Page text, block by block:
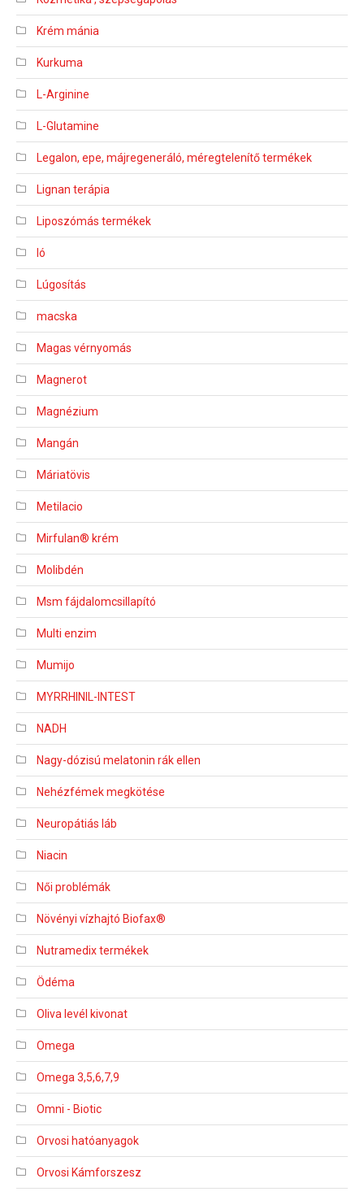
Krém mánia
Kurkuma
L-Arginine
L-Glutamine
Legalon, epe, májregeneráló, méregtelenítő termékek
Lignan terápia
Liposzómás termékek
ló
Lúgosítás
macska
Magas vérnyomás
Magnerot
Magnézium
Mangán
Máriatövis
Metilacio
Mirfulan® krém
Molibdén
Msm fájdalomcsillapító
Multi enzim
Mumijo
MYRRHINIL-INTEST
NADH
Nagy-dózisú melatonin rák ellen
Nehézfémek megkötése
Neuropátiás láb
Niacin
Női problémák
Növényi vízhajtó Biofax®
Nutramedix termékek
Ödéma
Oliva levél kivonat
Omega
Omega 3,5,6,7,9
Omni - Biotic
Orvosi hatóanyagok
Orvosi Kámforszesz